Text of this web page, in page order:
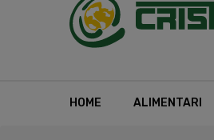
HOME ALIMENTARI